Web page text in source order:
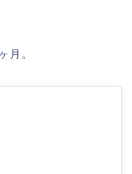
月。